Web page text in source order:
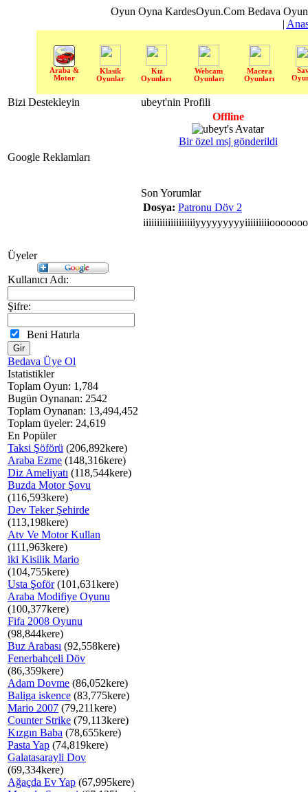
Oyun Oyna KardesOyun.Com Bedava
|
Araba &
Motor
Klasik
Oyunlar
Kız
Oyunları
Webcam
Oyunları
Macera
Oyunları
Bizi Destekleyin
Google Reklamları
Üyeler
Kullanıcı Adı:
Şifre:
Beni Hatırla
Bedava Üye Ol
Istatistikler
Toplam Oyun: 1,784
Bugün Oynanan: 2542
Toplam Oynanan: 13,494,452
Toplam üyeler: 24,619
En Popüler
Taksi Şöförü (206,892kere)
Araba Ezme (148,316kere)
Diz Ameliyatı (118,544kere)
Buzda Motor Şovu
(116,593kere)
Dev Teker Şehirde
(113,198kere)
Atv Ve Motor Kullan
(111,963kere)
iki Kisilik Mario
(104,755kere)
Usta Şoför(101,631kere)
Araba Modifiye Oyunu
(100,377kere)
Fifa 2008 Oyunu
(98,844kere)
Buz Arabası (92,558kere)
Fenerbahçeli Döv
(86,359kere)
Adam Dovme (86,052kere)
Baliga iskence (83,775kere)
Mario 2007 (79,211kere)
Counter Strike (79,113kere)
Kızgın Baba (78,655kere)
Pasta Yap (74,819kere)
Galatasarayli Dov
(69,334kere)
Ağaçda Ev Yap (67,995kere)
ubeyt'nin Profili
Offline
Bir özel msj gönderildi
Son Yorumlar
Dosya: Patronu Döv 2